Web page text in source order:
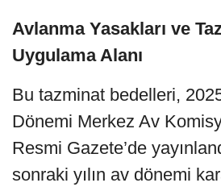
Avlanma Yasakları ve
Uygulama Alanı
Bu tazminat bedelleri,
Dönemi Merkez Av
Resmi Gazete’de
sonraki yılın av dönemi